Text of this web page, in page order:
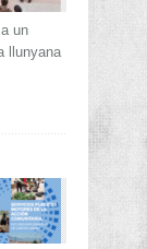
un
llunyana